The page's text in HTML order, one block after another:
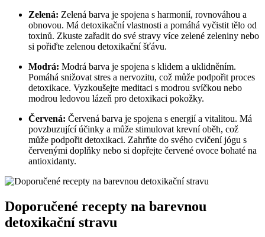
Zelená: Zelená barva je spojena s harmonií, rovnováhou a
obnovou. Má detoxikační vlastnosti a pomáhá vyčistit tělo od
toxinů. Zkuste zařadit do své stravy více zelené zeleniny nebo
si pořiďte zelenou detoxikační šťávu.
Modrá: Modrá barva je spojena s klidem a uklidněním.
Pomáhá snižovat stres a nervozitu, což může podpořit proces
detoxikace. Vyzkoušejte meditaci s modrou svíčkou nebo
modrou ledovou lázeň pro detoxikaci pokožky.
Červená: Červená barva je spojena s energií a vitalitou. Má
povzbuzující účinky a může stimulovat krevní oběh, což
může podpořit detoxikaci. Zahrňte do svého cvičení jógu s
červenými doplňky nebo si dopřejte červené ovoce bohaté na
antioxidanty.
Doporučené recepty na barevnou
detoxikační stravu